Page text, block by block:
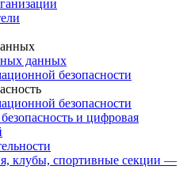
данных
безопасности
безопасности
и цифровая
клубы, спортивные секции —